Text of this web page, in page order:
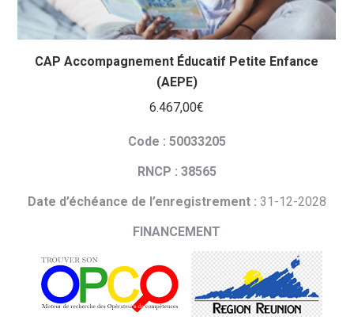
CAP Accompagnement Éducatif Petite Enfance
(AEPE)
6.467,00€
Code : 50033205
RNCP : 38565
Date d’échéance de l’enregistrement : 31-12-2028
FINANCEMENT